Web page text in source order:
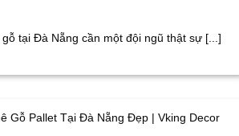
tại Đà Nẵng cần một đội ngũ thật sự [...]
Gỗ Pallet Tại Đà Nẵng Đẹp | Vking Decor